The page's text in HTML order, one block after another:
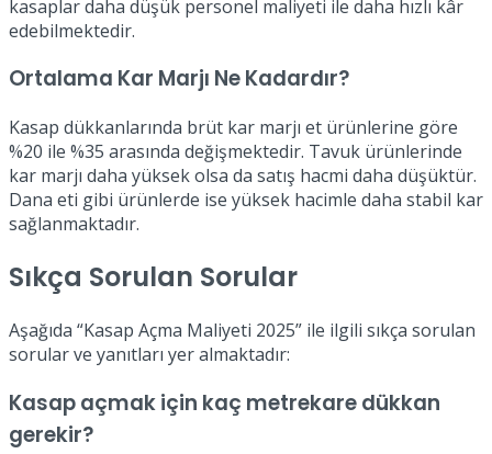
kasaplar daha düşük personel maliyeti ile daha hızlı kâr
edebilmektedir.
Ortalama Kar Marjı Ne Kadardır?
Kasap dükkanlarında brüt kar marjı et ürünlerine göre
%20 ile %35 arasında değişmektedir. Tavuk ürünlerinde
kar marjı daha yüksek olsa da satış hacmi daha düşüktür.
Dana eti gibi ürünlerde ise yüksek hacimle daha stabil kar
sağlanmaktadır.
Sıkça Sorulan Sorular
Aşağıda “Kasap Açma Maliyeti 2025” ile ilgili sıkça sorulan
sorular ve yanıtları yer almaktadır:
Kasap açmak için kaç metrekare dükkan
gerekir?